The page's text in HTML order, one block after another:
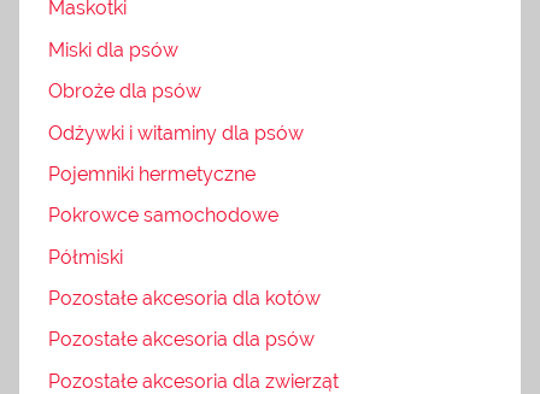
Maskotki
Miski dla psów
Obroże dla psów
Odżywki i witaminy dla psów
Pojemniki hermetyczne
Pokrowce samochodowe
Półmiski
Pozostałe akcesoria dla kotów
Pozostałe akcesoria dla psów
Pozostałe akcesoria dla zwierząt